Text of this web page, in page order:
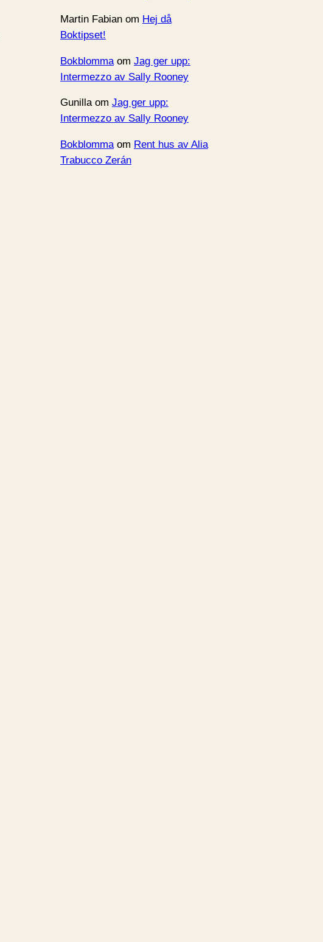
Martin Fabian om Hej då
Boktipset!
Bokblomma om Jag ger upp:
Intermezzo av Sally Rooney
Gunillaom Jag ger upp:
Intermezzo av Sally Rooney
Bokblommaom Rent hus av Alia
Trabucco Zerán